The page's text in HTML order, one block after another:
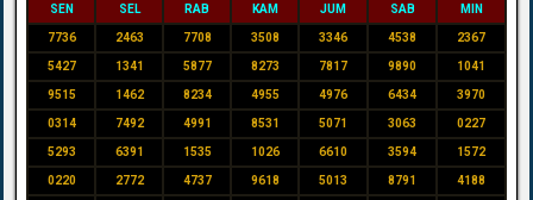
SEN SEL RAB KAM JUM SAB MIN
7736 2463 7708 3508 3346 4538 2367
5427 1341 5877 8273 7817 9890 1041
9515 1462 8234 4955 4976 6434 3970
0314 7492 4991 8531 5071 3063 0227
5293 6391 1535 1026 6610 3594 1572
0220 2772 4737 9618 5013 8791 4188